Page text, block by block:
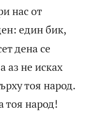
нас от
един бик,
дена се
аз не исках
тоя народ.
тоя народ!